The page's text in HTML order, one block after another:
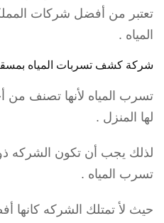
تعتبر من أفضل شركات
المياه .
شركة كشف تسربات المياه
تسرب المياه لأنها تصنف
لها المنزل .
لذلك يجب أن تكون الشركه
تسرب المياه .
حيث لأ تمتلك الشركه